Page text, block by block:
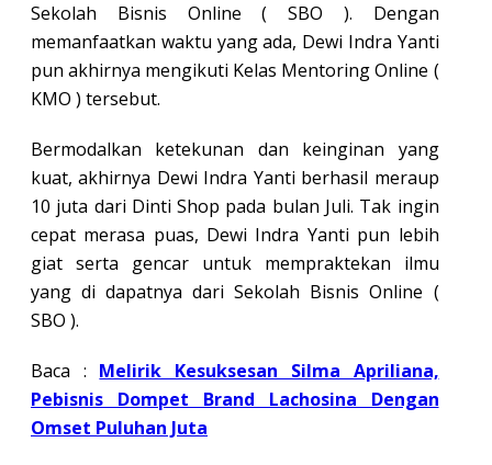
Sekolah Bisnis Online ( SBO ). Dengan
memanfaatkan waktu yang ada, Dewi Indra Yanti
pun akhirnya mengikuti Kelas Mentoring Online (
KMO ) tersebut.
Bermodalkan ketekunan dan keinginan yang
kuat, akhirnya Dewi Indra Yanti berhasil meraup
10 juta dari Dinti Shop pada bulan Juli. Tak ingin
cepat merasa puas, Dewi Indra Yanti pun lebih
giat serta gencar untuk mempraktekan ilmu
yang di dapatnya dari Sekolah Bisnis Online (
SBO ).
Baca : Melirik Kesuksesan Silma Apriliana,
Pebisnis Dompet Brand Lachosina Dengan
Omset Puluhan Juta